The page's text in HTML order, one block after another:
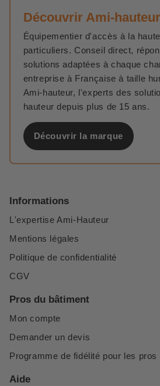
Découvrir Ami-hauteur
Équipementier d'accès à la
particuliers. Conseil direct,
solutions adaptées à chaque
entreprise à Française à taille
Ami-hauteur, l'experts des
hauteur depuis plus de 15 ans.
Découvrir la marque
Informations
L'expertise Ami-Hauteur
Mentions légales
Politique de confidentialité
CGV
Pros du bâtiment
Mon compte
Demander un devis
Programme de fidélité pour les pros
Aide